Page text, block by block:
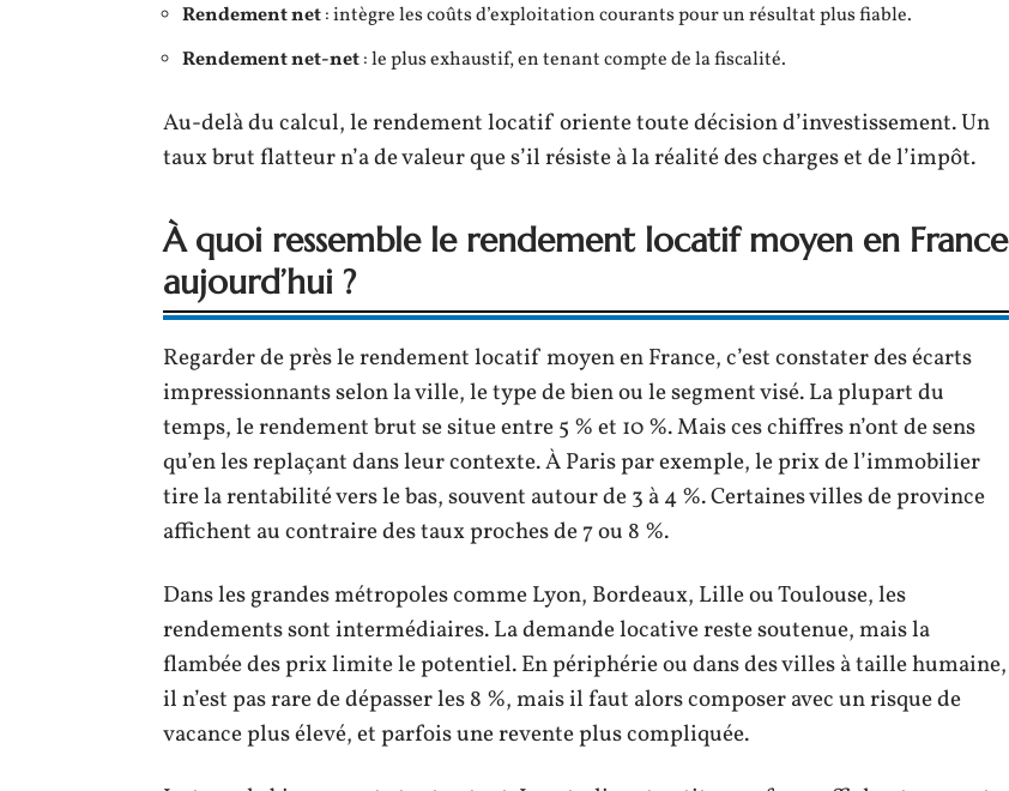
Rendement net: intègre les coûts d’exploitation courants pour un résultat plus fiable.
Rendement net-net: le plus exhaustif, en tenant compte de la fiscalité.
Au-delà du calcul, le rendement locatif oriente toute décision d’investissement. Un
taux brut flatteur n’a de valeur que s’il résiste à la réalité des charges et de l’impôt.
À quoi ressemble le rendement locatif moyen en France
aujourd’hui ?
Regarder de près le rendement locatif moyen en France, c’est constater des écarts
impressionnants selon la ville, le type de bien ou le segment visé. La plupart du
temps, le rendement brut se situe entre 5 % et 10 %. Mais ces chiffres n’ont de sens
qu’en les replaçant dans leur contexte. À Paris par exemple, le prix de l’immobilier
tire la rentabilité vers le bas, souvent autour de 3 à 4 %. Certaines villes de province
affichent au contraire des taux proches de 7 ou 8 %.
Dans les grandes métropoles comme Lyon, Bordeaux, Lille ou Toulouse, les
rendements sont intermédiaires. La demande locative reste soutenue, mais la
flambée des prix limite le potentiel. En périphérie ou dans des villes à taille humaine,
il n’est pas rare de dépasser les 8 %, mais il faut alors composer avec un risque de
vacance plus élevé, et parfois une revente plus compliquée.